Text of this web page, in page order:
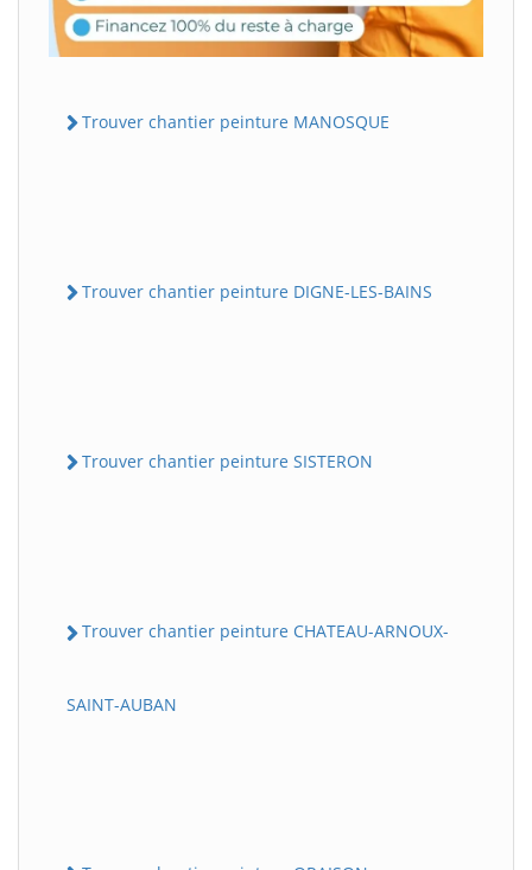
Trouver chantier peinture MANOSQUE
Trouver chantier peinture DIGNE-LES-BAINS
Trouver chantier peinture SISTERON
Trouver chantier peinture CHATEAU-ARNOUX-
SAINT-AUBAN